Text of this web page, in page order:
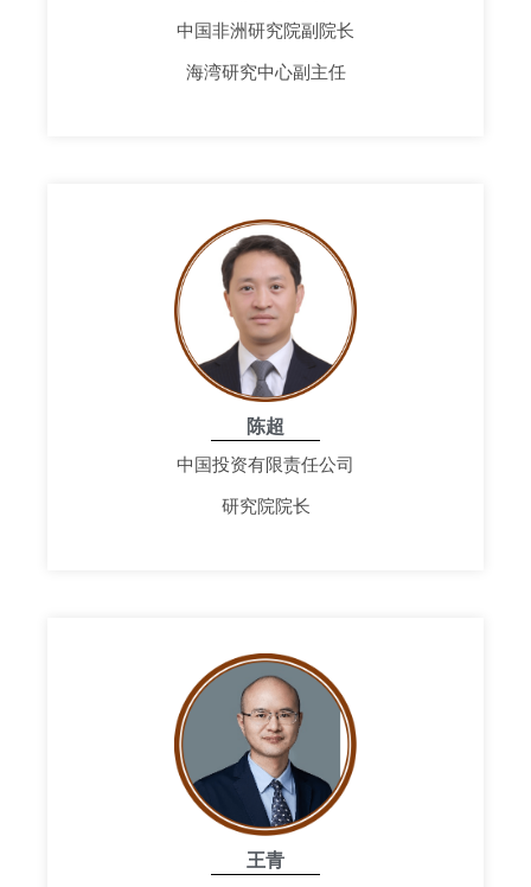
中国非洲研究院副院长
海湾研究中心副主任
陈超
中国投资有限责任公司
研究院院长
王青